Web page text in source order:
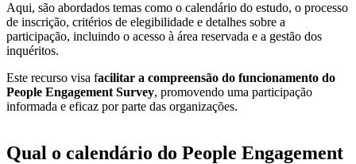
Aqui, são abordados temas como o calendário do estudo, o processo
de inscrição, critérios de elegibilidade e detalhes sobre a
participação, incluindo o acesso à área reservada e a gestão dos
inquéritos.
Este recurso visa facilitar a compreensão do funcionamento do
People Engagement Survey, promovendo uma participação
informada e eficaz por parte das organizações.
Qual o calendário do People Engagement